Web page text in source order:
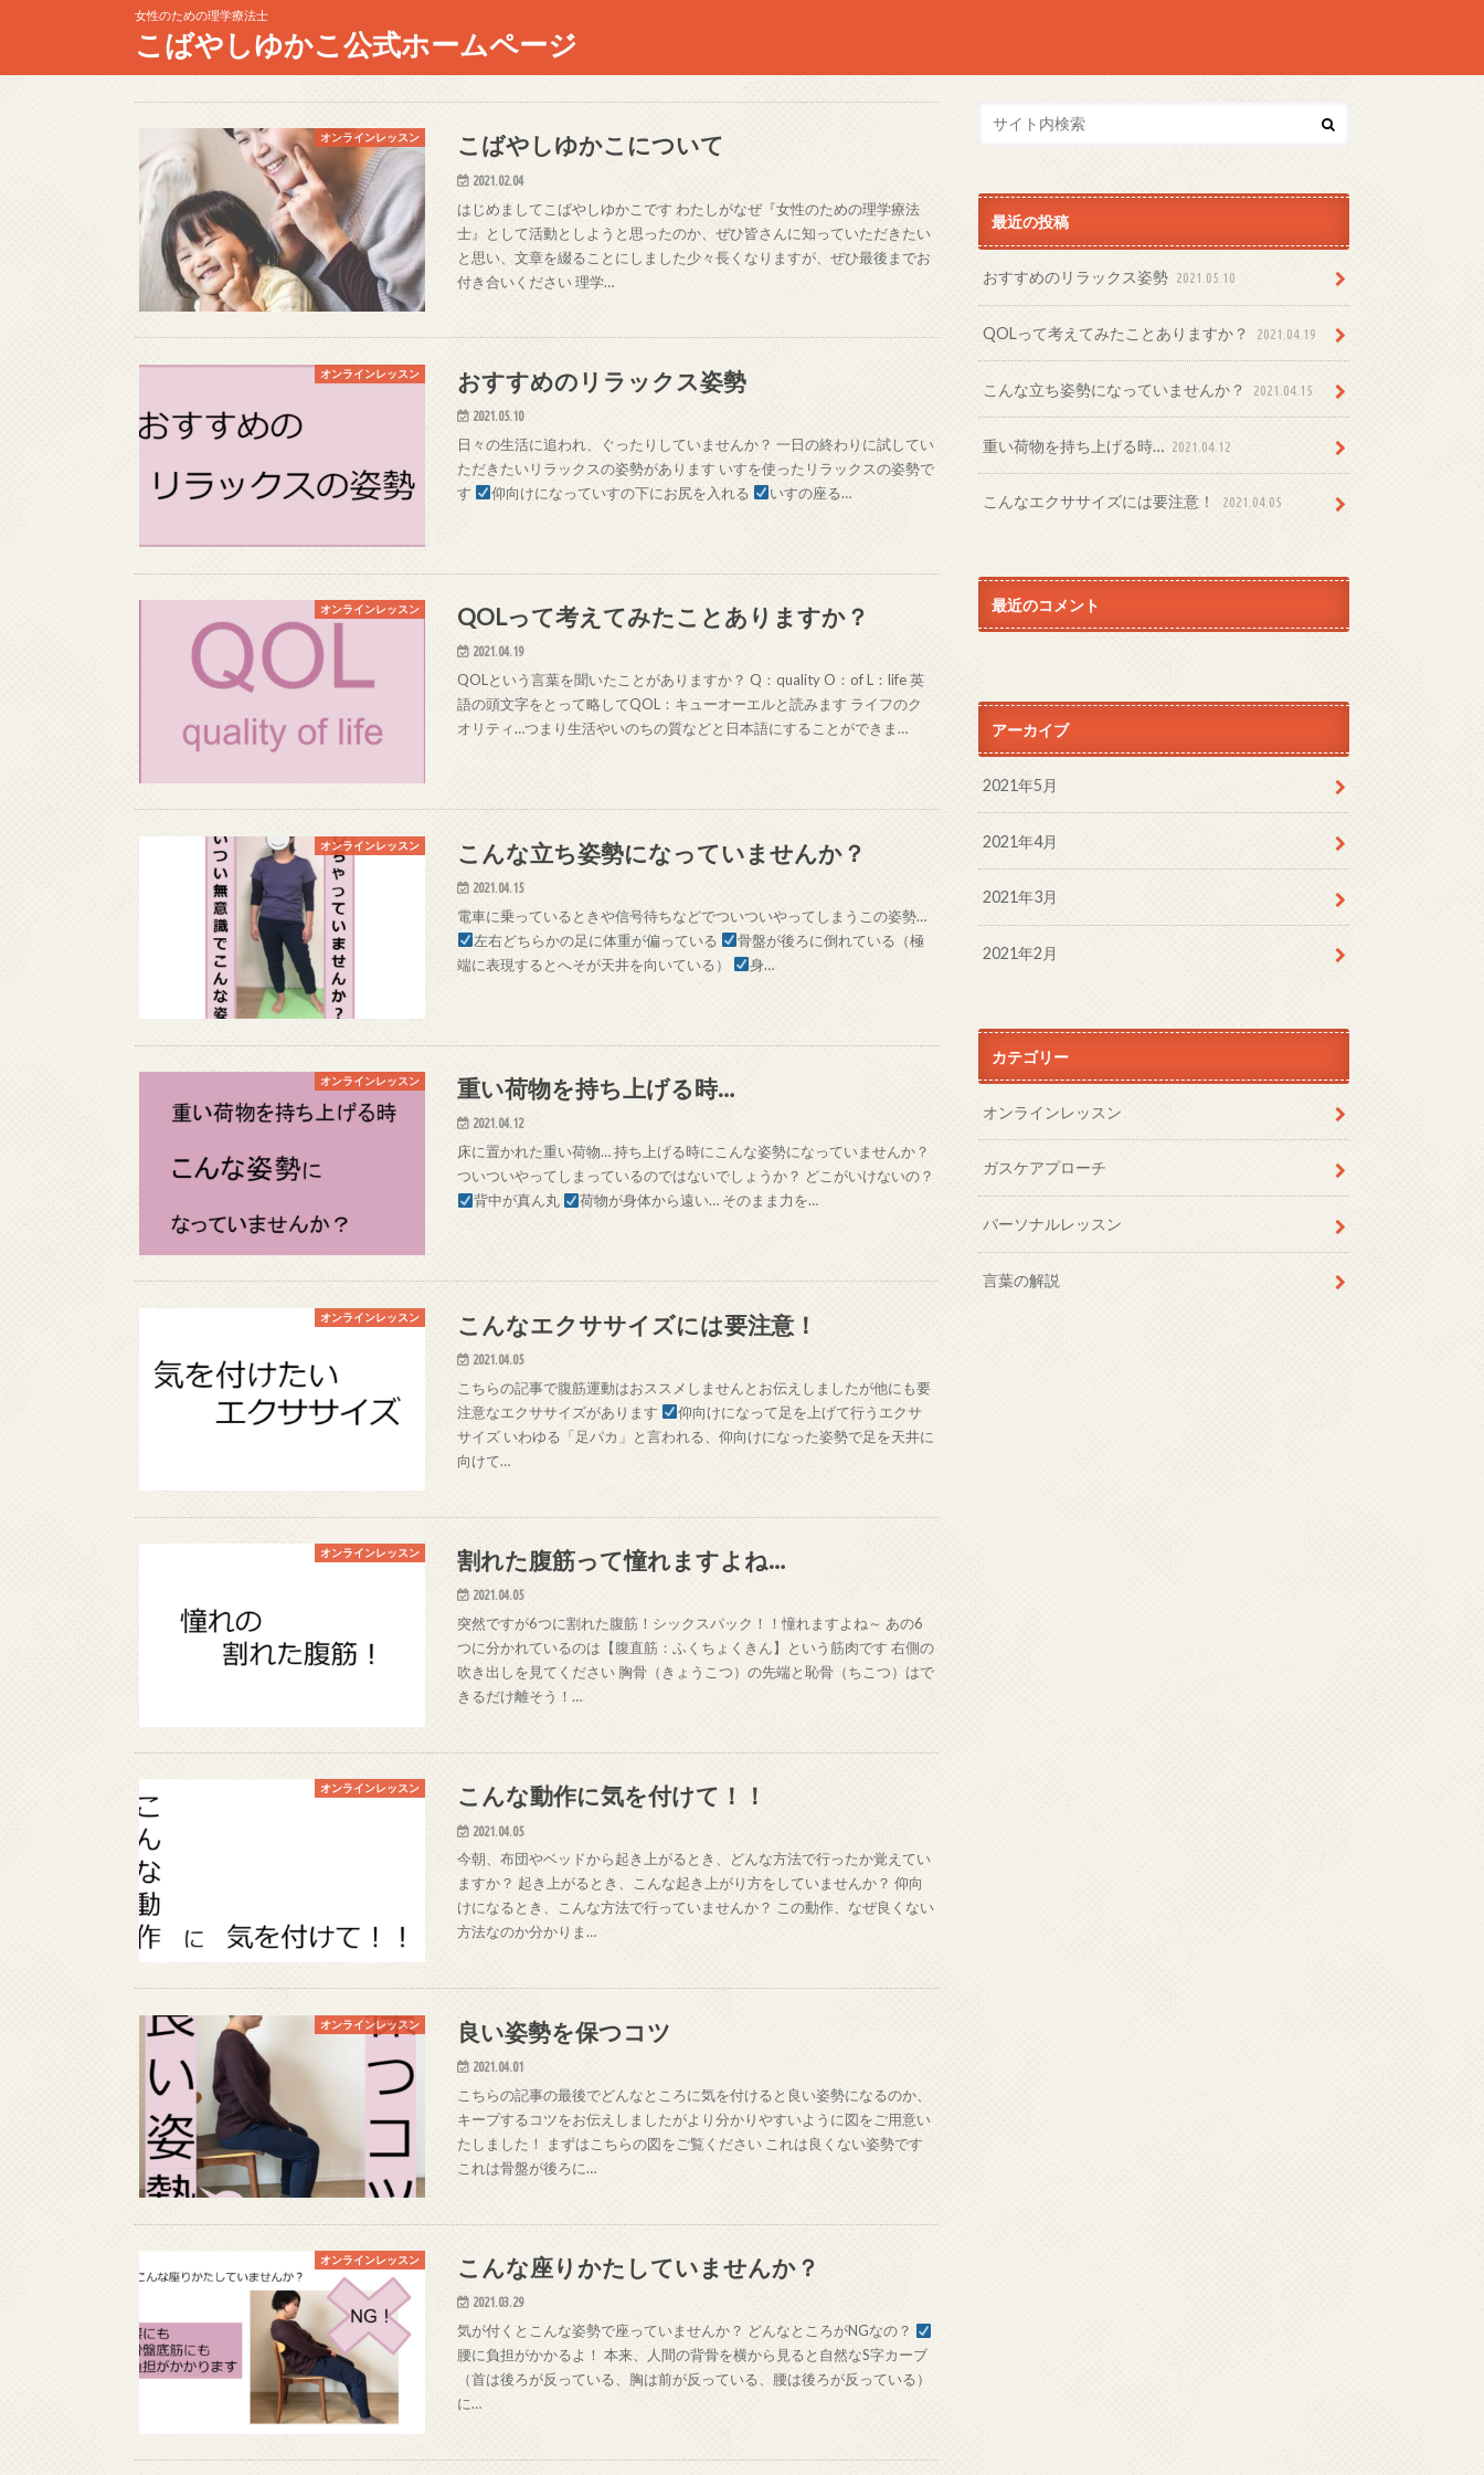
女性のための理学療法士
こばやしゆかこ公式ホームページ
オンラインレッスン こばやしゆかこについて
2021.02.04
はじめましてこばやしゆかこです わたしがなぜ『女性のための理学療法
士』として活動としようと思ったのか、ぜひ皆さんに知っていただきたい
と思い、文章を綴ることにしました少々長くなりますが、ぜひ最後までお
付き合いください 理学…
オンラインレッスン おすすめのリラックス姿勢
2021.05.10
日々の生活に追われ、ぐったりしていませんか？ 一日の終わりに試してい
ただきたいリラックスの姿勢があります いすを使ったリラックスの姿勢で
す
仰向けになっていすの下にお尻を入れる いすの座る…
オンラインレッスン QOLって考えてみたことありますか？
2021.04.19
QOLという言葉を聞いたことがありますか？ Q：quality O：of L：life 英
語の頭文字をとって略してQOL：キューオーエルと読みます ライフのク
オリティ…つまり生活やいのちの質などと日本語にすることができま…
オンラインレッスン こんな立ち姿勢になっていませんか？
2021.04.15
電車に乗っているときや信号待ちなどでついついやってしまうこの姿勢…
左右どちらかの足に体重が偏っている
骨盤が後ろに倒れている（極
端に表現するとへそが天井を向いている）
身…
オンラインレッスン 重い荷物を持ち上げる時…
2021.04.12
床に置かれた重い荷物… 持ち上げる時にこんな姿勢になっていませんか？
ついついやってしまっているのではないでしょうか？ どこがいけないの？
背中が真ん丸
荷物が身体から遠い… そのまま力を…
オンラインレッスン こんなエクササイズには要注意！
2021.04.05
こちらの記事で腹筋運動はおススメしませんとお伝えしましたが他にも要
注意なエクササイズがあります
仰向けになって足を上げて行うエクサ
サイズ いわゆる「足パカ」と言われる、仰向けになった姿勢で足を天井に
向けて…
オンラインレッスン 割れた腹筋って憧れますよね…
2021.04.05
突然ですが6つに割れた腹筋！シックスパック！！憧れますよね～ あの6
つに分かれているのは【腹直筋：ふくちょくきん】という筋肉です 右側の
吹き出しを見てください 胸骨（きょうこつ）の先端と恥骨（ちこつ）はで
きるだけ離そう！…
オンラインレッスン こんな動作に気を付けて！！
2021.04.05
今朝、布団やベッドから起き上がるとき、どんな方法で行ったか覚えてい
ますか？ 起き上がるとき、こんな起き上がり方をしていませんか？ 仰向
けになるとき、こんな方法で行っていませんか？ この動作、なぜ良くない
方法なのか分かりま…
オンラインレッスン 良い姿勢を保つコツ
2021.04.01
こちらの記事の最後でどんなところに気を付けると良い姿勢になるのか、
キープするコツをお伝えしましたがより分かりやすいように図をご用意い
たしました！ まずはこちらの図をご覧ください これは良くない姿勢です
これは骨盤が後ろに…
オンラインレッスン こんな座りかたしていませんか？
2021.03.29
気が付くとこんな姿勢で座っていませんか？ どんなところがNGなの？
腰に負担がかかるよ！ 本来、人間の背骨を横から見ると自然なS字カーブ
（首は後ろが反っている、胸は前が反っている、腰は後ろが反っている）
に…
最近の投稿
おすすめのリラックス姿勢 2021.05.10
QOLって考えてみたことありますか？ 2021.04.19
こんな立ち姿勢になっていませんか？ 2021.04.15
重い荷物を持ち上げる時… 2021.04.12
こんなエクササイズには要注意！ 2021.04.05
最近のコメント
アーカイブ
2021年5月
2021年4月
2021年3月
2021年2月
カテゴリー
オンラインレッスン
ガスケアプローチ
パーソナルレッスン
言葉の解説